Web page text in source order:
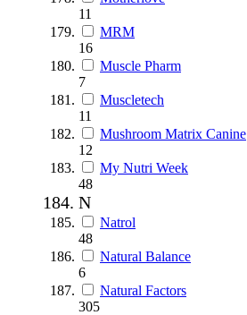
11
MRM
16
Muscle Pharm
7
Muscletech
11
Mushroom Matrix Canine
12
My Nutri Week
48
N
Natrol
48
Natural Balance
6
Natural Factors
305